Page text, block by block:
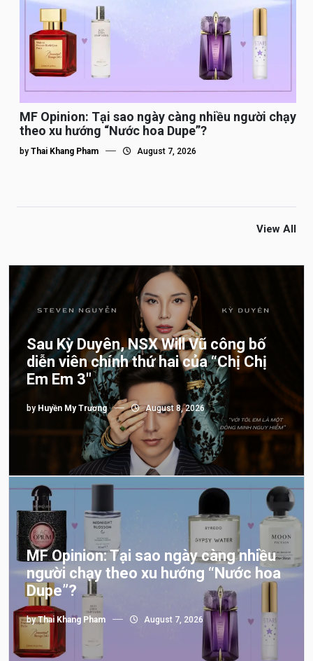
MF Opinion: Tại sao ngày càng nhiều người chạy
theo xu hướng “Nước hoa Dupe”?
by Thai Khang Pham August 7, 2026
View All
Sau Kỳ Duyên, NSX Will Vũ công bố
diễn viên chính thứ hai của “Chị Chị
Em Em 3″
by Huyền My Trương August 8, 2026
MF Opinion: Tại sao ngày càng nhiều
người chạy theo xu hướng “Nước hoa
Dupe”?
byThai Khang Pham August 7, 2026